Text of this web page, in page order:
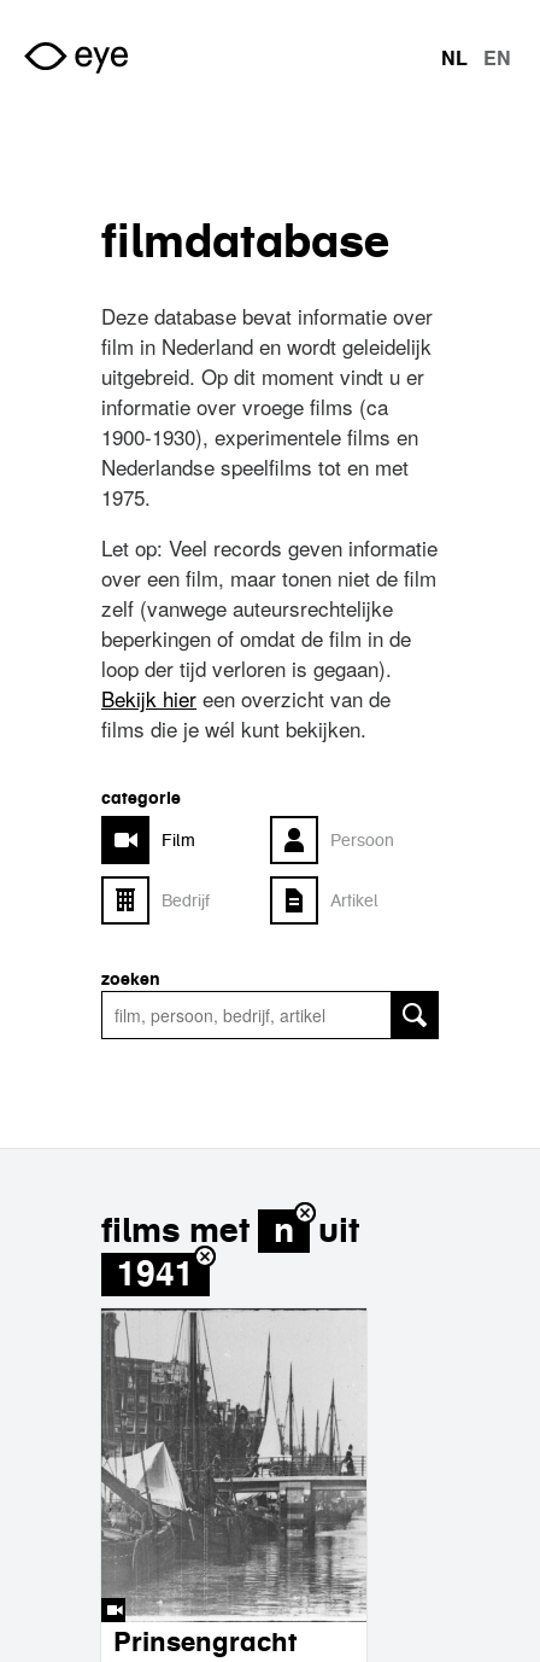
Overslaan en naar de inhoud gaan
talen
NL EN
filmdatabase
Deze database bevat informatie over
film in Nederland en wordt geleidelijk
uitgebreid. Op dit moment vindt u er
informatie over vroege films (ca
1900-1930), experimentele films en
Nederlandse speelfilms tot en met
1975.
Let op: Veel records geven informatie
over een film, maar tonen niet de film
zelf (vanwege auteursrechtelijke
beperkingen of omdat de film in de
loop der tijd verloren is gegaan).
Bekijk hier een overzicht van de
films die je wél kunt bekijken.
categorie
Film
Persoon
Bedrijf Artikel
zoeken
films met n uit
1941
Prinsengracht